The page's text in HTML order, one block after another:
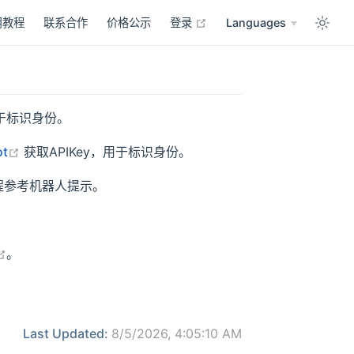
程 联系合作 价格公示 登录 open in new window
Languages
识身份。
open in new window
获取APIKey，用于标识身份。
考机器人提示。
open in new window
。
Last Updated: 8/5/2026, 4:05:10 AM